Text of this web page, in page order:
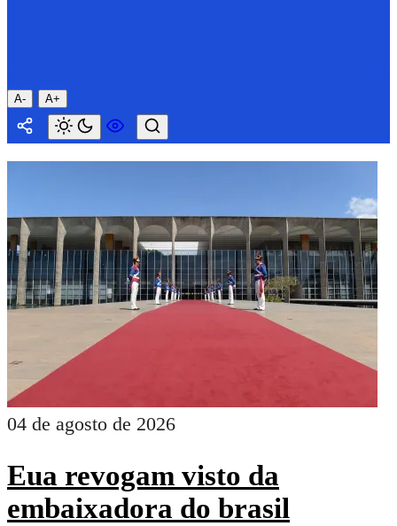
A- A+
04 de agosto de 2026
Eua revogam visto da
embaixadora do brasil